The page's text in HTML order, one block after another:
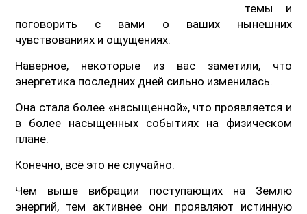
темы и
поговорить с вами о ваших нынешних
чувствованиях и ощущениях.
Наверное, некоторые из вас заметили, что
энергетика последних дней сильно изменилась.
Она стала более «насыщенной», что проявляется и
в более насыщенных событиях на физическом
плане.
Конечно, всё это не случайно.
Чем выше вибрации поступающих на Землю
энергий, тем активнее они проявляют истинную